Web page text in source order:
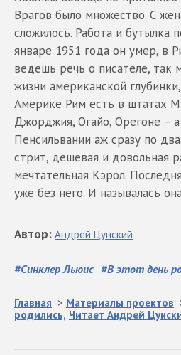
Врагов было множество. С
сложилось. Работа и бутылка
январе 1951 года он умер, в
ведешь речь о писателе, так
жизни американской
Америке Рим есть в штатах
Джорджия, Огайо, Орегоне –
Пенсильвании аж сразу по
стрит, дешевая и довольная
мечтательная Кэрол.
уже без него. И называлась
#Синклер Льюис #В этот день
Автор: Андрей Цунский
Главная > Материалы проектов
родились, Читает Андрей